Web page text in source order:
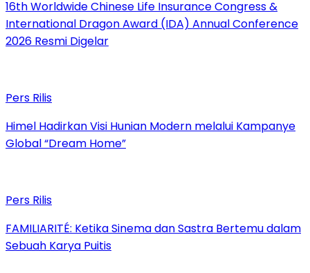
16th Worldwide Chinese Life Insurance Congress &
International Dragon Award (IDA) Annual Conference
2026 Resmi Digelar
Pers Rilis
Himel Hadirkan Visi Hunian Modern melalui Kampanye
Global “Dream Home”
Pers Rilis
FAMILIARITÉ: Ketika Sinema dan Sastra Bertemu dalam
Sebuah Karya Puitis